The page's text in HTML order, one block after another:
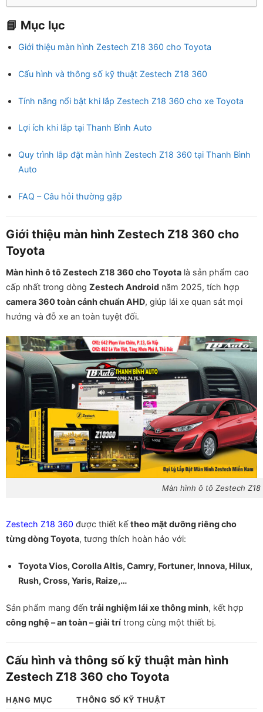
📘 Mục lục
Giới thiệu màn hình Zestech Z18 360 cho Toyota
Cấu hình và thông số kỹ thuật Zestech Z18 360
Tính năng nổi bật khi lắp Zestech Z18 360 cho xe Toyota
Lợi ích khi lắp tại Thanh Bình Auto
Quy trình lắp đặt màn hình Zestech Z18 360 tại Thanh Bình
Auto
FAQ – Câu hỏi thường gặp
Giới thiệu màn hình Zestech Z18 360 cho
Toyota
Màn hình ô tô Zestech Z18 360 cho Toyota là sản phẩm cao
cấp nhất trong dòng Zestech Android năm 2025, tích hợp
camera 360 toàn cảnh chuẩn AHD, giúp lái xe quan sát mọi
hướng và đỗ xe an toàn tuyệt đối.
Màn hình ô tô Zestech
Zestech Z18 360 được thiết kếtheo mặt dưỡng riêng cho
từng dòng Toyota, tương thích hoàn hảo với:
Toyota Vios, Corolla Altis, Camry, Fortuner, Innova, Hilux,
Rush, Cross, Yaris, Raize,…
Sản phẩm mang đến trải nghiệm lái xe thông minh, kết hợp
công nghệ – an toàn – giải trí trong cùng một thiết bị.
Cấu hình và thông số kỹ thuật màn hình
Zestech Z18 360 cho Toyota
HẠNG MỤC
THÔNG SỐ KỸ THUẬT